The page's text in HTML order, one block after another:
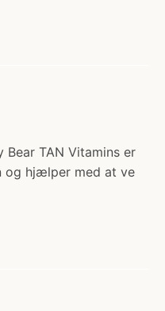
Bear TAN Vitamins er
og hjælper med at ve